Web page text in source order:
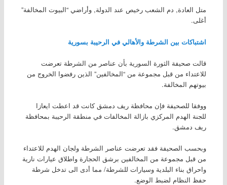
متل العادة, دم الشعب رخيص عند الدولة, وأراضي “البيوت المخالفة”
أغلى.
اشتباكات بين الشرطة والأهالي في الرحيبة بسورية
قالت صحيفة الثورة السورية بأن عناصر من الشرطة تعرضت
للاعتداء من قبل مجموعة من “المخالفين” الذين رفضوا الخروج من
بيوتهم المخالفة.
ووفقا للصحيفة فإن محافظة ريف دمشق كانت قد اعطت ايعازا
للجنة الهدم المركزي بازالة المخالفات في منطقة الرحيبة بمحافظة
ريف دمشق.
وبحسب الصحيفة فقد تعرضت عناصر الشرطة ولجان الهدم للاعتداء
من قبل مجموعة من المخالفين برشق الحجارة واطلاق عيارات نارية
واحراق بناء البلدية وسيارات للشرطة/ مما أدى الى تدخل شرطة
حفظ النظام لضبط الوضع.